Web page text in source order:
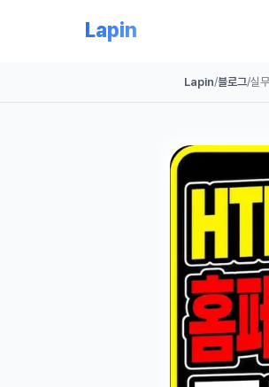
Lapin
Lapin/블로그/실